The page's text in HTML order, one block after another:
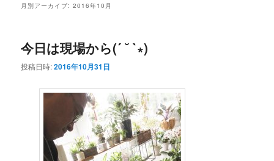
コ
ン
月別アーカイブ:2016年10月
今日は現場から(´ ˘ `∗)
投稿日時:2016年10月31日